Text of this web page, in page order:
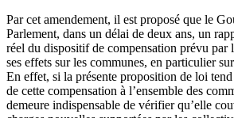
Par cet amendement, il est proposé que le
Parlement, dans un délai de deux ans, un
réel du dispositif de compensation prévu par
ses effets sur les communes, en particulier
En effet, si la présente proposition de loi
de cette compensation à l’ensemble des
demeure indispensable de vérifier qu’elle